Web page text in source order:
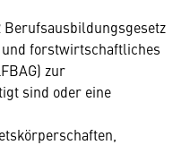
Berufsausbildungsgesetz
und forstwirtschaftliches
zur
sind oder eine